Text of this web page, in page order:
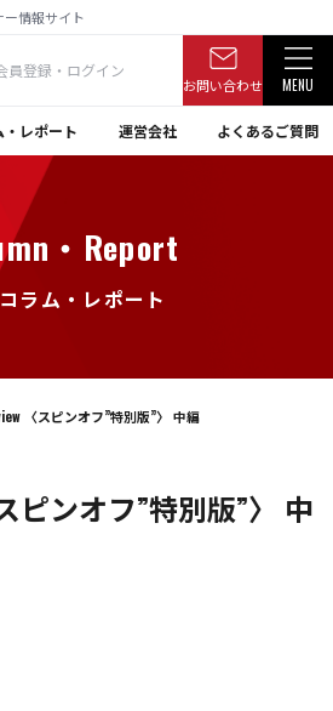
情報サイト
員登録・ログイン
お問い合わせ MENU
レポート 運営会社 よくあるご質問
・Report
ラム・レポート
〈スピンオフ”特別版”〉 中編
ピンオフ”特別版”〉 中